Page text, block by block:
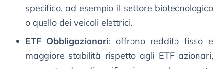
specifico, ad esempio il settore biotecnologico
o quello dei veicoli elettrici.
ETF Obbligazionari: offrono reddito fisso e
maggiore stabilità rispetto agli ETF azionari,